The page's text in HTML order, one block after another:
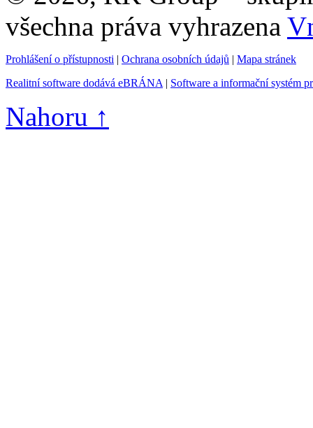
všechna práva vyhrazena
Prohlášení o přístupnosti | Ochrana osobních údajů | Mapa stránek
Realitní software dodává eBRÁNA | Software a informační systém
Nahoru ↑